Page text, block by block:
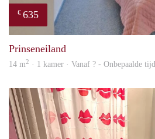
€ 635
Prinseneiland
14 m2 · 1 kamer · Vanaf ? - Onbepaalde tijd